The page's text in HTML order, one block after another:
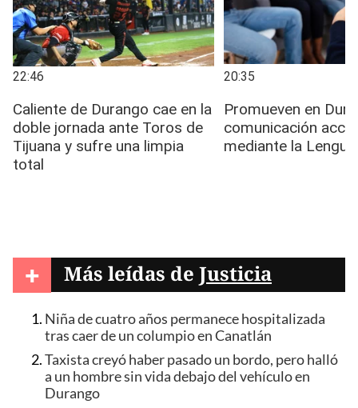
+ Más leídas de Justicia
Niña de cuatro años permanece hospitalizada
tras caer de un columpio en Canatlán
Taxista creyó haber pasado un bordo, pero halló
a un hombre sin vida debajo del vehículo en
Durango